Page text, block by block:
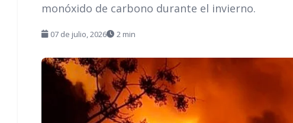
monóxido de carbono durante el invierno.
07 de julio, 2026 2 min